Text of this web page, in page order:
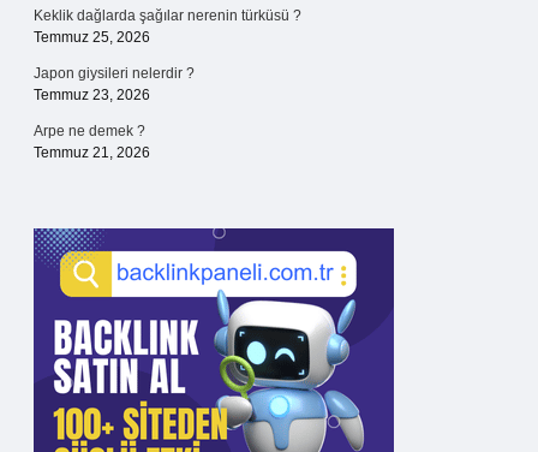
Keklik dağlarda şağılar nerenin türküsü ?
Temmuz 25, 2026
Japon giysileri nelerdir ?
Temmuz 23, 2026
Arpe ne demek ?
Temmuz 21, 2026